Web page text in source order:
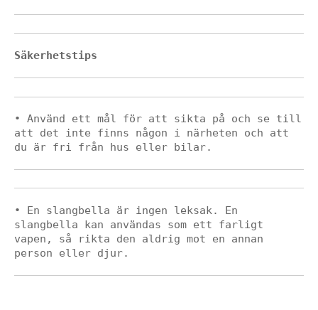
Säkerhetstips
• Använd ett mål för att sikta på och se till
att det inte finns någon i närheten och att
du är fri från hus eller bilar.
• En slangbella är ingen leksak. En
slangbella kan användas som ett farligt
vapen, så rikta den aldrig mot en annan
person eller djur.